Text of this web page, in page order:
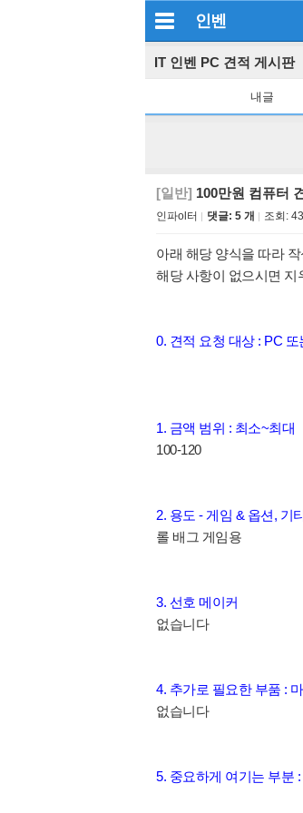
인벤
IT 인벤 PC 견적 게시판
내글
[일반] 100만원 컴퓨터
인파ol터 댓글: 5 개 조회:
아래 해당 양식을 따라
해당 사항이 없으시면 지
0. 견적 요청 대상 : PC 또
1. 금액 범위 : 최소~최대
100-120
2. 용도 - 게임 & 옵션, 기
롤 배그 게임용
3. 선호 메이커
없습니다
4. 추가로 필요한 부품 :
없습니다
5. 중요하게 여기는 부분